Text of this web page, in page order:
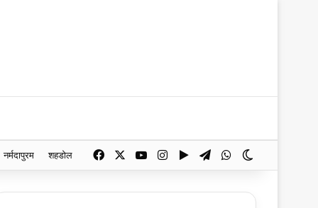
नर्मदापुरम शहडोल Facebook YouTubeInstagram
Google Play
TelegramWhatsApp